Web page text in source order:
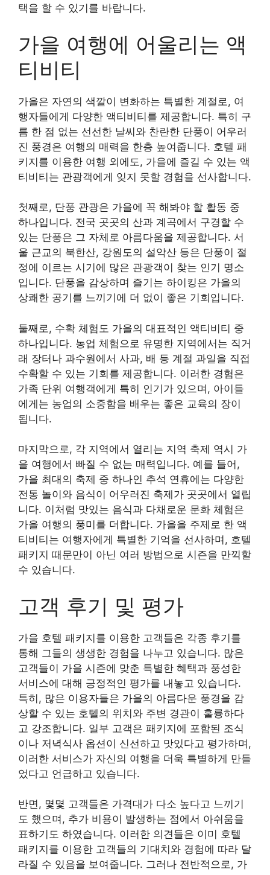
택을 할 수 있기를 바랍니다.
가을 여행에 어울리는 액
티비티
가을은 자연의 색깔이 변화하는 특별한 계절로, 여
행자들에게 다양한 액티비티를 제공합니다. 특히 구
름 한 점 없는 선선한 날씨와 찬란한 단풍이 어우러
진 풍경은 여행의 매력을 한층 높여줍니다. 호텔 패
키지를 이용한 여행 외에도, 가을에 즐길 수 있는 액
티비티는 관광객에게 잊지 못할 경험을 선사합니다.
첫째로, 단풍 관광은 가을에 꼭 해봐야 할 활동 중
하나입니다. 전국 곳곳의 산과 계곡에서 구경할 수
있는 단풍은 그 자체로 아름다움을 제공합니다. 서
울 근교의 북한산, 강원도의 설악산 등은 단풍이 절
정에 이르는 시기에 많은 관광객이 찾는 인기 명소
입니다. 단풍을 감상하며 즐기는 하이킹은 가을의
상쾌한 공기를 느끼기에 더 없이 좋은 기회입니다.
둘째로, 수확 체험도 가을의 대표적인 액티비티 중
하나입니다. 농업 체험으로 유명한 지역에서는 직거
래 장터나 과수원에서 사과, 배 등 계절 과일을 직접
수확할 수 있는 기회를 제공합니다. 이러한 경험은
가족 단위 여행객에게 특히 인기가 있으며, 아이들
에게는 농업의 소중함을 배우는 좋은 교육의 장이
됩니다.
마지막으로, 각 지역에서 열리는 지역 축제 역시 가
을 여행에서 빠질 수 없는 매력입니다. 예를 들어,
가을 최대의 축제 중 하나인 추석 연휴에는 다양한
전통 놀이와 음식이 어우러진 축제가 곳곳에서 열립
니다. 이처럼 맛있는 음식과 다채로운 문화 체험은
가을 여행의 풍미를 더합니다. 가을을 주제로 한 액
티비티는 여행자에게 특별한 기억을 선사하며, 호텔
패키지 때문만이 아닌 여러 방법으로 시즌을 만끽할
수 있습니다.
고객 후기 및 평가
가을 호텔 패키지를 이용한 고객들은 각종 후기를
통해 그들의 생생한 경험을 나누고 있습니다. 많은
고객들이 가을 시즌에 맞춘 특별한 혜택과 풍성한
서비스에 대해 긍정적인 평가를 내놓고 있습니다.
특히, 많은 이용자들은 가을의 아름다운 풍경을 감
상할 수 있는 호텔의 위치와 주변 경관이 훌륭하다
고 강조합니다. 일부 고객은 패키지에 포함된 조식
이나 저녁식사 옵션이 신선하고 맛있다고 평가하며,
이러한 서비스가 자신의 여행을 더욱 특별하게 만들
었다고 언급하고 있습니다.
반면, 몇몇 고객들은 가격대가 다소 높다고 느끼기
도 했으며, 추가 비용이 발생하는 점에서 아쉬움을
표하기도 하였습니다. 이러한 의견들은 이미 호텔
패키지를 이용한 고객들의 기대치와 경험에 따라 달
라질 수 있음을 보여줍니다. 그러나 전반적으로, 가